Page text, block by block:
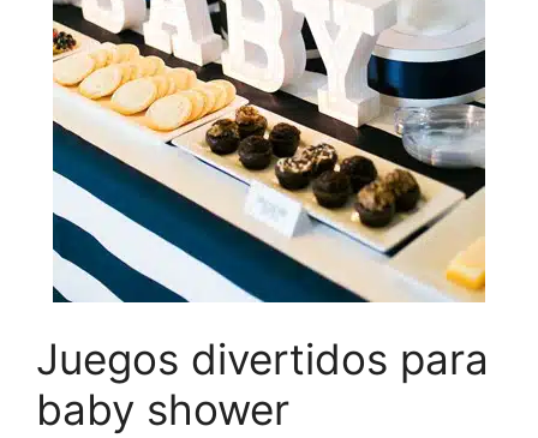
Juegos divertidos para
baby shower